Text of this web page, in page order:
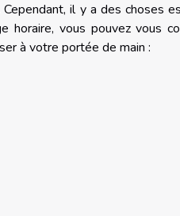
il y a des choses
horaire, vous pouvez vous
à votre portée de main :